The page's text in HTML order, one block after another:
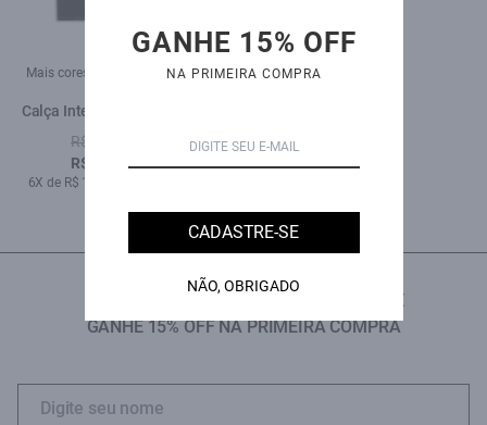
Mais cores:
Calça Intense Black Slim
Black C/ Cerzidos
R$ 990,00
R$ 689,00
6X de R$ 114,83 sem juros
Mais cores:
R$ 589,00
GANHE 15% OFF
NA PRIMEIRA COMPRA
CADASTRE-SE
NÃO, OBRIGADO
INSCREVA-SE NA NOSSA NEWSLETTER E
GANHE 15% OFF NA PRIMEIRA COMPRA